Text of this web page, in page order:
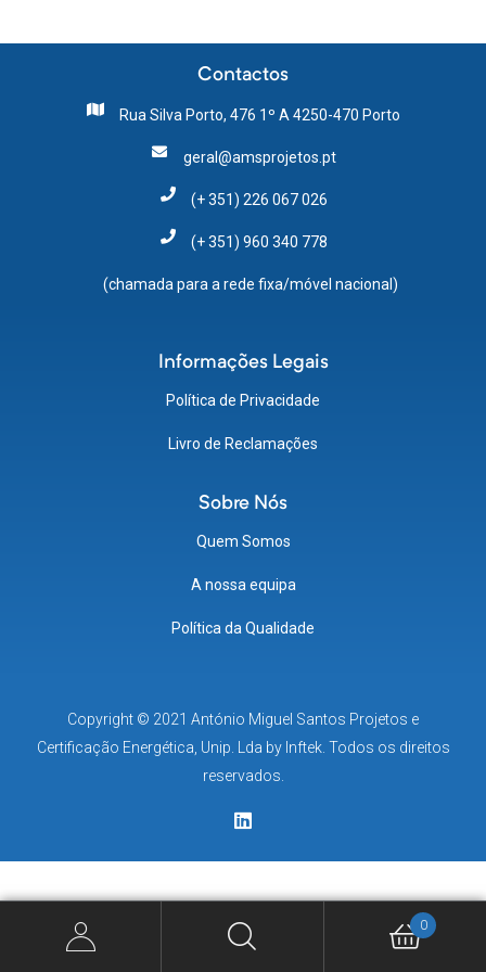
Contactos
Rua Silva Porto, 476 1º A 4250-470 Porto
geral@amsprojetos.pt
(+ 351) 226 067 026
(+ 351) 960 340 778
(chamada para a rede fixa/móvel nacional)
Informações Legais
Política de Privacidade
Livro de Reclamações
Sobre Nós
Quem Somos
A nossa equipa
Política da Qualidade
Copyright © 2021 António Miguel Santos Projetos e
Certificação Energética, Unip. Lda by Inftek. Todos os direitos
reservados.
0